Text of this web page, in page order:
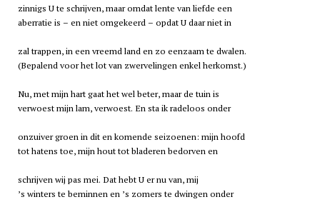
zinnigs U te schrijven, maar omdat lente van liefde een
aberratie is – en niet omgekeerd – opdat U daar niet in
zal trappen, in een vreemd land en zo eenzaam te dwalen.
(Bepalend voor het lot van zwervelingen enkel herkomst.)
Nu, met mijn hart gaat het wel beter, maar de tuin is
verwoest mijn lam, verwoest. En sta ik radeloos onder
onzuiver groen in dit en komende seizoenen: mijn hoofd
tot hatens toe, mijn hout tot bladeren bedorven en
schrijven wij pas mei. Dat hebt U er nu van, mij
’s winters te beminnen en ’s zomers te dwingen onder